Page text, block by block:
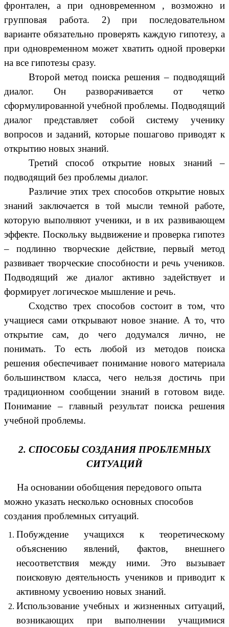
фронтален, а при одновременном , возможно и
групповая работа. 2) при последовательном
варианте обязательно проверять каждую гипотезу, а
при одновременном может хватить одной проверки
на все гипотезы сразу.
Второй метод поиска решения – подводящий
диалог. Он разворачивается от четко
сформулированной учебной проблемы. Подводящий
диалог представляет собой систему ученику
вопросов и заданий, которые пошагово приводят к
открытию новых знаний.
Третий способ открытие новых знаний –
подводящий без проблемы диалог.
Различие этих трех способов открытие новых
знаний заключается в той мысли темной работе,
которую выполняют ученики, и в их развивающем
эффекте. Поскольку выдвижение и проверка гипотез
– подлинно творческие действие, первый метод
развивает творческие способности и речь учеников.
Подводящий же диалог активно задействует и
формирует логическое мышление и речь.
Сходство трех способов состоит в том, что
учащиеся сами открывают новое знание. А то, что
открытие сам, до чего додумался лично, не
понимать. То есть любой из методов поиска
решения обеспечивает понимание нового материала
большинством класса, чего нельзя достичь при
традиционном сообщении знаний в готовом виде.
Понимание – главный результат поиска решения
учебной проблемы.
2. СПОСОБЫ СОЗДАНИЯ ПРОБЛЕМНЫХ
СИТУАЦИЙ
На основании обобщения передового опыта
можно указать несколько основных способов
создания проблемных ситуаций.
Побуждение учащихся к теоретическому
объяснению явлений, фактов, внешнего
несоответствия между ними. Это вызывает
поисковую деятельность учеников и приводит к
активному усвоению новых знаний.
Использование учебных и жизненных ситуаций,
возникающих при выполнении учащимися